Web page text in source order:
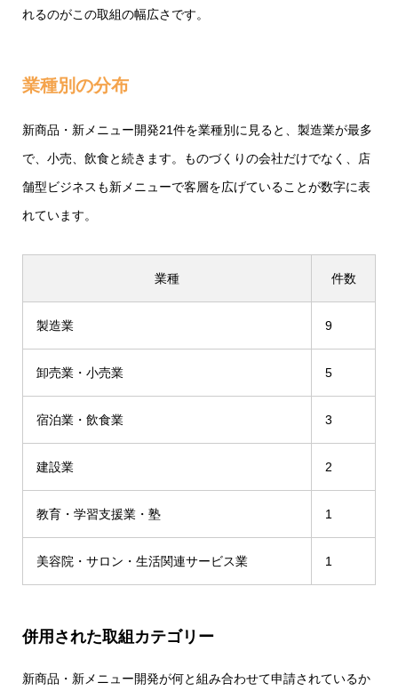
れるのがこの取組の幅広さです。
業種別の分布
新商品・新メニュー開発21件を業種別に見ると、製造業が最多
で、小売、飲食と続きます。ものづくりの会社だけでなく、店
舗型ビジネスも新メニューで客層を広げていることが数字に表
れています。
業種 件数
製造業 9
卸売業・小売業 5
宿泊業・飲食業 3
建設業 2
教育・学習支援業・塾 1
美容院・サロン・生活関連サービス業 1
併用された取組カテゴリー
新商品・新メニュー開発が何と組み合わせて申請されているか